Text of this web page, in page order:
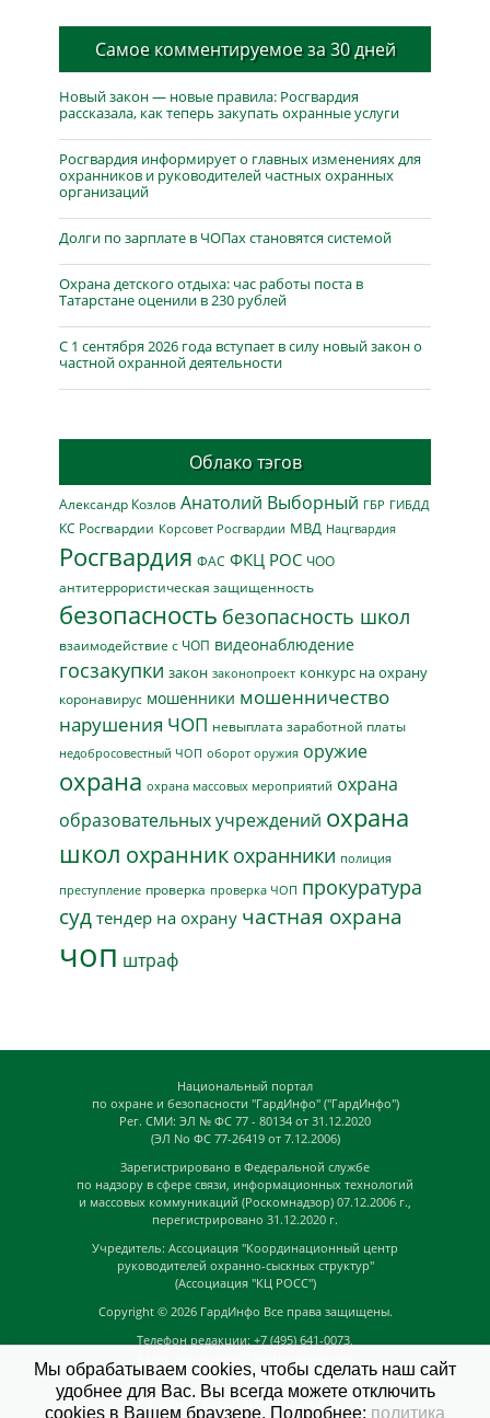
Самое комментируемое за 30 дней
Новый закон — новые правила: Росгвардия
рассказала, как теперь закупать охранные услуги
Росгвардия информирует о главных изменениях для
охранников и руководителей частных охранных
организаций
Долги по зарплате в ЧОПах становятся системой
Охрана детского отдыха: час работы поста в
Татарстане оценили в 230 рублей
С 1 сентября 2026 года вступает в силу новый закон о
частной охранной деятельности
Облако тэгов
Александр Козлов Анатолий Выборный ГБР ГИБДД
КС Росгвардии Корсовет Росгвардии МВД Нацгвардия
Росгвардия ФАС ФКЦ РОС ЧОО
антитеррористическая защищенность
безопасность безопасность школ
взаимодействие с ЧОП видеонаблюдение
госзакупки закон законопроект конкурс на охрану
коронавирус мошенники мошенничество
нарушения ЧОП невыплата заработной платы
недобросовестный ЧОП оборот оружия оружие
охрана охрана массовых мероприятий охрана
образовательных учреждений охрана
школ охранник охранники полиция
преступление проверка проверка ЧОП прокуратура
суд тендер на охрану частная охрана
чоп штраф
Национальный портал
по охране и безопасности "ГардИнфо" ("ГардИнфо")
Рег. СМИ: ЭЛ № ФС 77 - 80134 от 31.12.2020
(ЭЛ No ФС 77-26419 от 7.12.2006)
Зарегистрировано в Федеральной службе
по надзору в сфере связи, информационных технологий
и массовых коммуникаций (Роскомнадзор) 07.12.2006 г.,
перегистрировано 31.12.2020 г.
Учредитель: Ассоциация "Координационный центр
руководителей охранно-сыскных структур"
(Ассоциация "КЦ РОСС")
Copyright © 2026 ГардИнфо Все права защищены.
Телефон редакции: +7 (495) 641-0073,
news@guardinfo.online
Главный редактор: Кузьмин Д.А.
Мы обрабатываем cookies, чтобы сделать наш сайт
удобнее для Вас. Вы всегда можете отключить
cookies в Вашем браузере. Подробнее: политика